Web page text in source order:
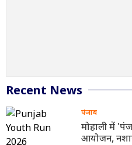
Recent News
पंजाब
मोहाली में
आयोजन,